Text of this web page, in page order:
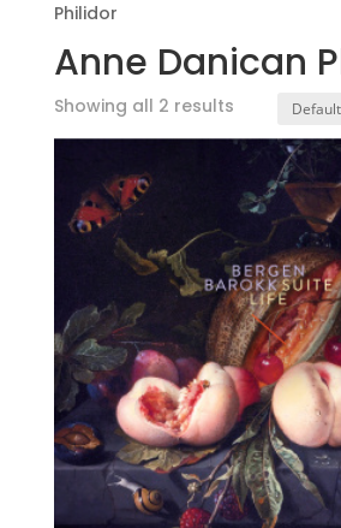
Philidor
Anne Danican
Showing all 2 results